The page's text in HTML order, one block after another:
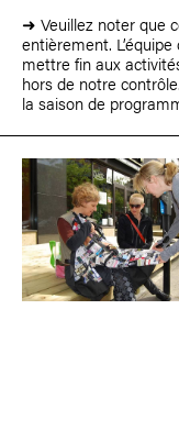
➜ Veuillez noter que
entièrement.
mettre fin aux
hors de notre
la saison de